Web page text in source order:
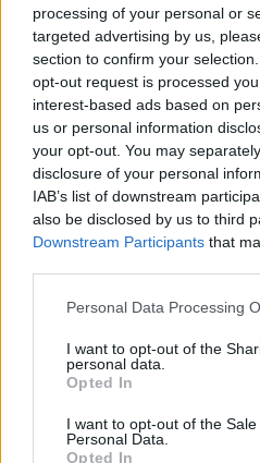
processing of your personal or
targeted advertising by us,
section to confirm your
opt-out request is processed
interest-based ads based on
us or personal information
your opt-out. You may
disclosure of your personal
IAB’s list of downstream
also be disclosed by us to third
Downstream Participants that
Personal Data Processing
I want to opt-out of the
personal data.
Opted In
I want to opt-out of the
Personal Data.
Opted In
A német gazdaság
reggeli számok után az
növekedése is a
Az idei első három
bővült a gazdaság, a piaci
százalékosak voltak. Ez
jelent a megelőző
üteméhez viszonyítva, ám
robosztusnak mondható.
látványosan tartós maradt, a
3.1 százalékkal emelkedett a
lassulásnak számít a tavalyi
százalék után.Az enyhén
a várakozásoknál kedvezőbb
köszönhető. Januárban a